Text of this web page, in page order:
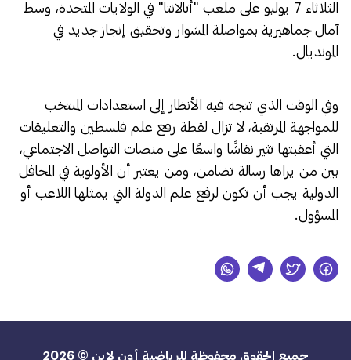
الثلاثاء 7 يوليو على ملعب "أتالانتا" في الولايات المتحدة، وسط
آمال جماهيرية بمواصلة المشوار وتحقيق إنجاز جديد في
المونديال.
وفي الوقت الذي تتجه فيه الأنظار إلى استعدادات المنتخب
للمواجهة المرتقبة، لا تزال لقطة رفع علم فلسطين والتعليقات
التي أعقبتها تثير نقاشًا واسعًا على منصات التواصل الاجتماعي،
بين من يراها رسالة تضامن، ومن يعتبر أن الأولوية في المحافل
الدولية يجب أن تكون لرفع علم الدولة التي يمثلها اللاعب أو
المسؤول.
جميع الحقوق محفوظة للرياضية أون لاين © 2026